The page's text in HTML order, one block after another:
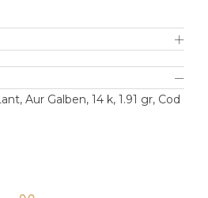
Aur Galben, 14 k, 1.91 gr, Cod